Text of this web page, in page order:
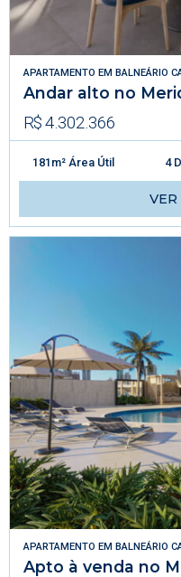
APARTAMENTO EM BALNEÁRIO
Andar alto no
R$ 4.302.366
181m² Área Útil 4
VER
APARTAMENTO EM BALNEÁRIO
Apto à venda no